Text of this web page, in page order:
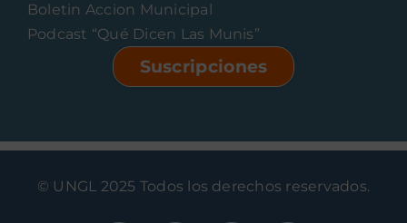
Boletin Accion Municipal
Podcast “Qué Dicen Las Munis”
Suscripciones
© UNGL 2025 Todos los derechos reservados.